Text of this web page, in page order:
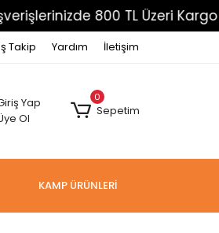
800 TL Üzeri Kargo
Takip Yardım İletişim
Yap
Ol
0
Sepetim
KAMP ÜRÜNLERİ